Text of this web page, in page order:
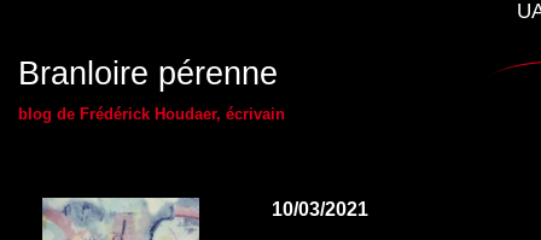
Branloire pérenne
blog de Frédérick Houdaer, écrivain
10/03/2021